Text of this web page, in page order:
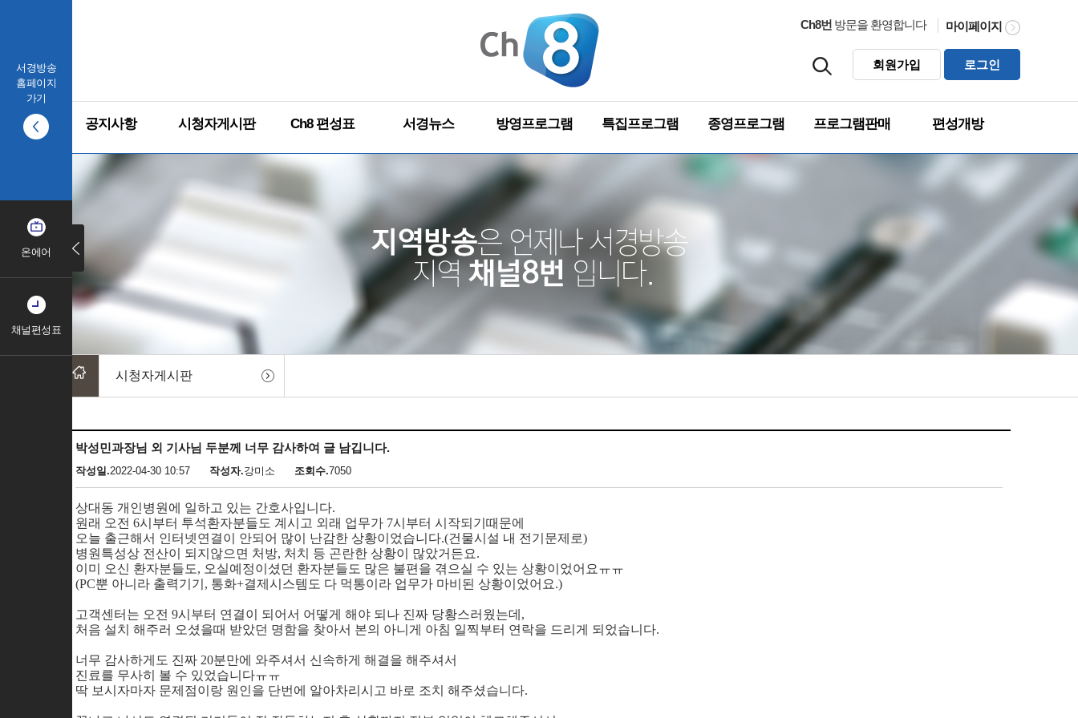
서경방송
홈페이지
가기
온에어
채널편성표
Ch8번 방문을 환영합니다 마이페이지
회원가입 로그인
공지사항 시청자게시판 Ch8 편성표 서경뉴스 방영프로그램 특집프로그램 종영프로그램 프로그램판매 편성개방
시청자게시판
박성민과장님 외 기사님 두분께 너무 감사하여 글 남깁니다.
작성일.2022-04-30 10:57 작성자.강미소 조회수.7050
상대동 개인병원에 일하고 있는 간호사입니다.
원래 오전 6시부터 투석환자분들도 계시고 외래 업무가 7시부터 시작되기때문에
오늘 출근해서 인터넷연결이 안되어 많이 난감한 상황이었습니다.(건물시설 내 전기문제로)
병원특성상 전산이 되지않으면 처방, 처치 등 곤란한 상황이 많았거든요.
이미 오신 환자분들도, 오실예정이셨던 환자분들도 많은 불편을 겪으실 수 있는 상황이었어요ㅠㅠ
(PC뿐 아니라 출력기기, 통화+결제시스템도 다 먹통이라 업무가 마비된 상황이었어요.)
고객센터는 오전 9시부터 연결이 되어서 어떻게 해야 되나 진짜 당황스러웠는데,
처음 설치 해주러 오셨을때 받았던 명함을 찾아서 본의 아니게 아침 일찍부터 연락을 드리게 되었습니다.
너무 감사하게도 진짜 20분만에 와주셔서 신속하게 해결을 해주셔서
진료를 무사히 볼 수 있었습니다ㅠㅠ
딱 보시자마자 문제점이랑 원인을 단번에 알아차리시고 바로 조치 해주셨습니다.